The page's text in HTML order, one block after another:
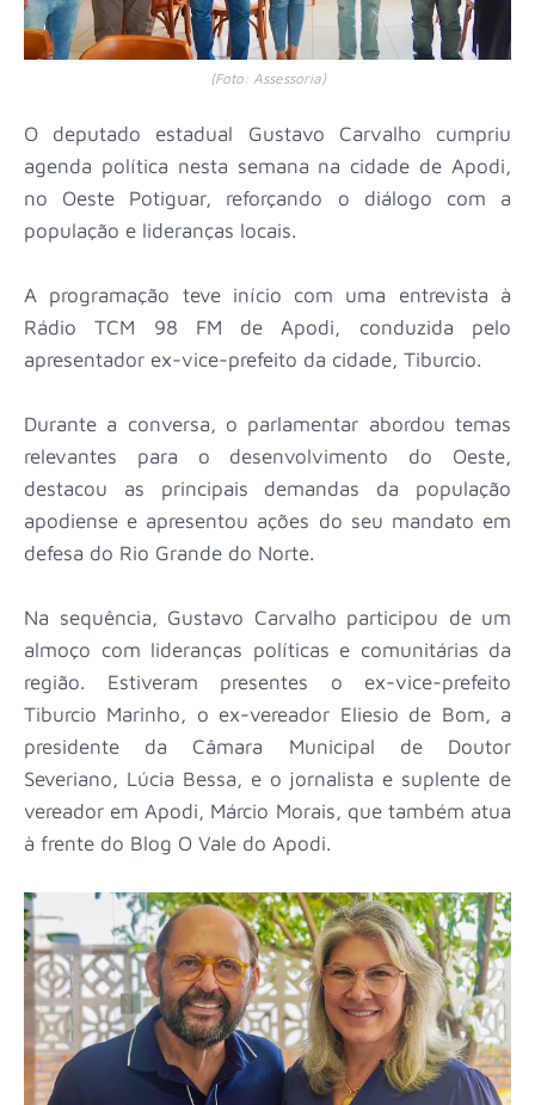
(Foto: Assessoria)
O deputado estadual Gustavo Carvalho cumpriu
agenda política nesta semana na cidade de Apodi,
no Oeste Potiguar, reforçando o diálogo com a
população e lideranças locais.
A programação teve início com uma entrevista à
Rádio TCM 98 FM de Apodi, conduzida pelo
apresentador ex-vice-prefeito da cidade, Tiburcio.
Durante a conversa, o parlamentar abordou temas
relevantes para o desenvolvimento do Oeste,
destacou as principais demandas da população
apodiense e apresentou ações do seu mandato em
defesa do Rio Grande do Norte.
Na sequência, Gustavo Carvalho participou de um
almoço com lideranças políticas e comunitárias da
região. Estiveram presentes o ex-vice-prefeito
Tiburcio Marinho, o ex-vereador Eliesio de Bom, a
presidente da Câmara Municipal de Doutor
Severiano, Lúcia Bessa, e o jornalista e suplente de
vereador em Apodi, Márcio Morais, que também atua
à frente do Blog O Vale do Apodi.